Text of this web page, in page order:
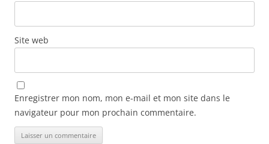
Site web
Enregistrer mon nom, mon e-mail et mon site dans le
navigateur pour mon prochain commentaire.